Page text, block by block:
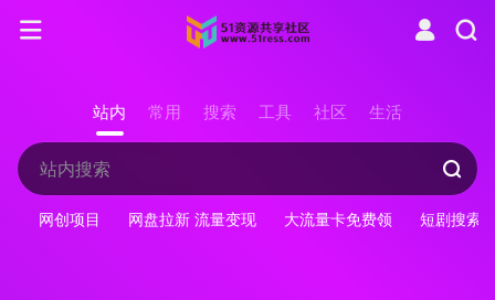
站内 常用 搜索 工具 社区 生活
网创项目 网盘拉新 流量变现 大流量卡免费领 短剧搜索